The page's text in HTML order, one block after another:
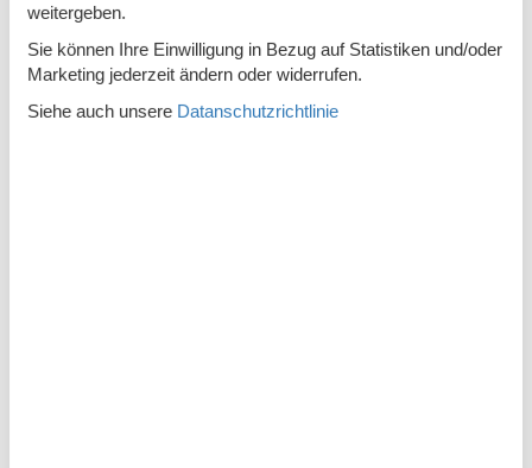
Wandern
Wohn-/Schlafbereich
Babybett
weitergeben.
Sie können Ihre Einwilligung in Bezug auf Statistiken und/oder
Marketing jederzeit ändern oder widerrufen.
Siehe auch unsere Datanschutzrichtlinie